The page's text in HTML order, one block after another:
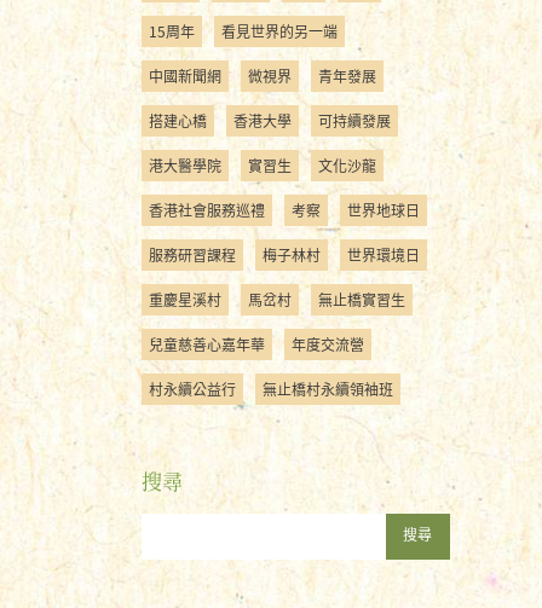
15周年 看見世界的另一端
中國新聞網 微視界 青年發展
搭建心橋 香港大學 可持續發展
港大醫學院 實習生 文化沙龍
香港社會服務巡禮 考察 世界地球日
服務研習課程 梅子林村 世界環境日
重慶星溪村 馬岔村 無止橋實習生
兒童慈善心嘉年華 年度交流營
村永續公益行 無止橋村永續領袖班
搜尋
搜尋